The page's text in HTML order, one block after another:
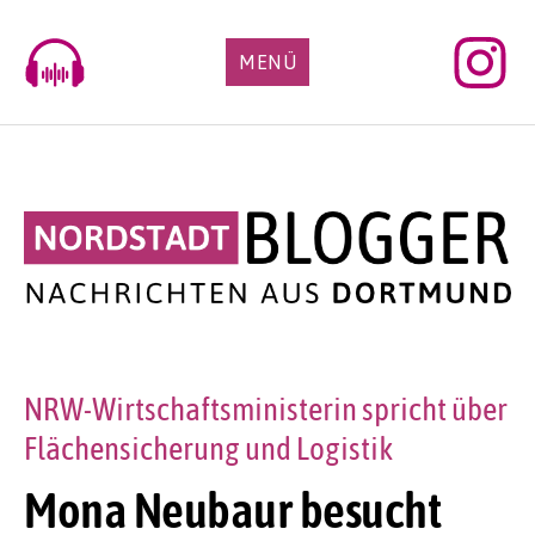
content
MENÜ
Mona Neubaur besucht
NRW-Wirtschaftsministerin spricht über
Flächensicherung und Logistik